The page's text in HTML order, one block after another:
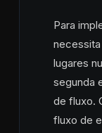
Para
lugares
segunda
de fluxo.
fluxo de